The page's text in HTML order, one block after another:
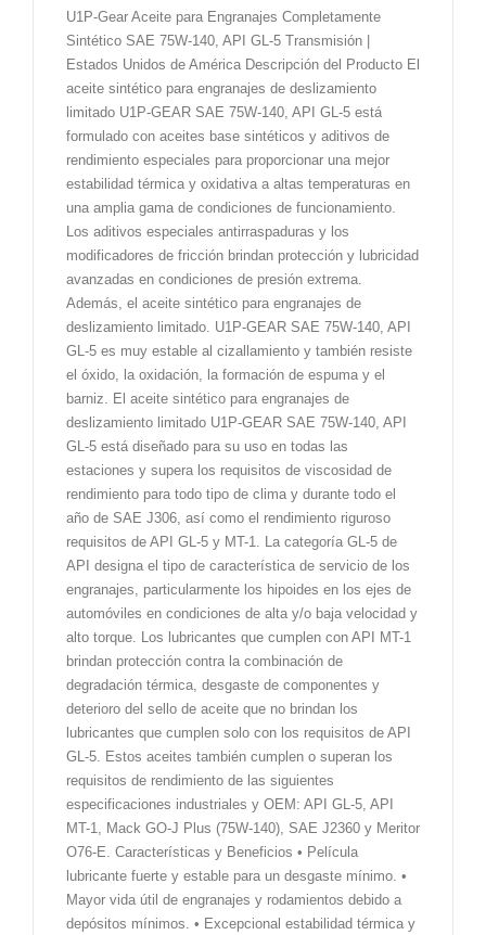
U1P-Gear Aceite para Engranajes Completamente
Sintético SAE 75W-140, API GL-5 Transmisión |
Estados Unidos de América Descripción del Producto El
aceite sintético para engranajes de deslizamiento
limitado U1P-GEAR SAE 75W-140, API GL-5 está
formulado con aceites base sintéticos y aditivos de
rendimiento especiales para proporcionar una mejor
estabilidad térmica y oxidativa a altas temperaturas en
una amplia gama de condiciones de funcionamiento.
Los aditivos especiales antirraspaduras y los
modificadores de fricción brindan protección y lubricidad
avanzadas en condiciones de presión extrema.
Además, el aceite sintético para engranajes de
deslizamiento limitado. U1P-GEAR SAE 75W-140, API
GL-5 es muy estable al cizallamiento y también resiste
el óxido, la oxidación, la formación de espuma y el
barniz. El aceite sintético para engranajes de
deslizamiento limitado U1P-GEAR SAE 75W-140, API
GL-5 está diseñado para su uso en todas las
estaciones y supera los requisitos de viscosidad de
rendimiento para todo tipo de clima y durante todo el
año de SAE J306, así como el rendimiento riguroso
requisitos de API GL-5 y MT-1. La categoría GL-5 de
API designa el tipo de característica de servicio de los
engranajes, particularmente los hipoides en los ejes de
automóviles en condiciones de alta y/o baja velocidad y
alto torque. Los lubricantes que cumplen con API MT-1
brindan protección contra la combinación de
degradación térmica, desgaste de componentes y
deterioro del sello de aceite que no brindan los
lubricantes que cumplen solo con los requisitos de API
GL-5. Estos aceites también cumplen o superan los
requisitos de rendimiento de las siguientes
especificaciones industriales y OEM: API GL-5, API
MT-1, Mack GO-J Plus (75W-140), SAE J2360 y Meritor
O76-E. Características y Beneficios • Película
lubricante fuerte y estable para un desgaste mínimo. •
Mayor vida útil de engranajes y rodamientos debido a
depósitos mínimos. • Excepcional estabilidad térmica y